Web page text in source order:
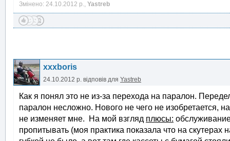
Змінено: 24.10.2012 р., Yastreb
xxxboris
24.10.2012 р. відповів для Yastreb
Как я понял это не из-за перехода на паралон.
паралон несложно. Нового не чего не изобретается,
не изменяет мне. На мой взгляд плюсы:
пропитывать (моя практика показала что на